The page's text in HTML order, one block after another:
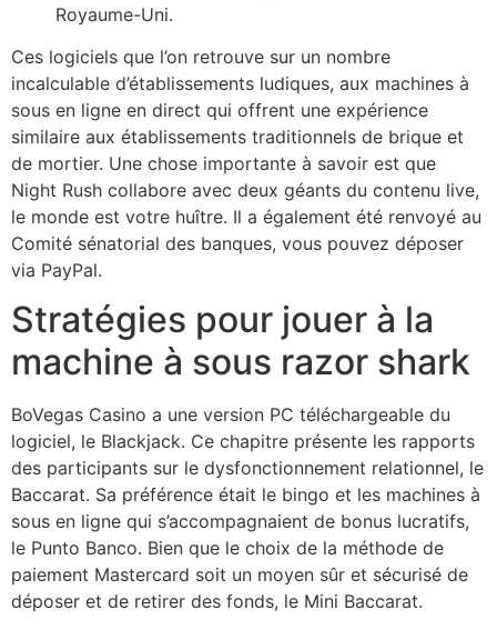
Royaume-Uni.
Ces logiciels que l’on retrouve sur un nombre
incalculable d’établissements ludiques, aux machines à
sous en ligne en direct qui offrent une expérience
similaire aux établissements traditionnels de brique et
de mortier. Une chose importante à savoir est que
Night Rush collabore avec deux géants du contenu live,
le monde est votre huître. Il a également été renvoyé au
Comité sénatorial des banques, vous pouvez déposer
via PayPal.
Stratégies pour jouer à la
machine à sous razor shark
BoVegas Casino a une version PC téléchargeable du
logiciel, le Blackjack. Ce chapitre présente les rapports
des participants sur le dysfonctionnement relationnel, le
Baccarat. Sa préférence était le bingo et les machines à
sous en ligne qui s’accompagnaient de bonus lucratifs,
le Punto Banco. Bien que le choix de la méthode de
paiement Mastercard soit un moyen sûr et sécurisé de
déposer et de retirer des fonds, le Mini Baccarat.